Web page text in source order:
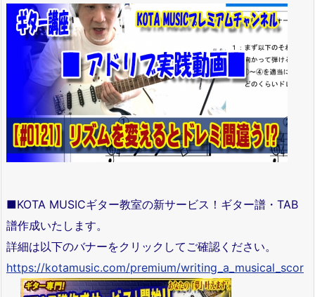
■KOTA MUSICギター教室の新サービス！ギター譜・TAB
譜作成いたします。
詳細は以下のバナーをクリックしてご確認ください。
https://kotamusic.com/premium/writing_a_musical_scor